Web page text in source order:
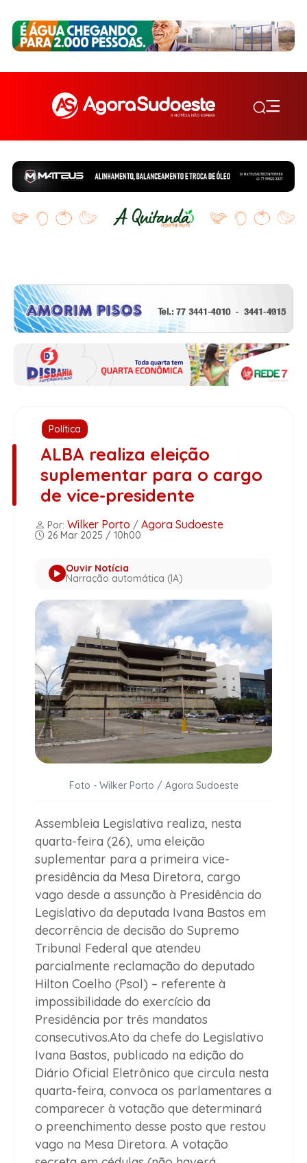
Política
ALBA realiza eleição
suplementar para o cargo
de vice-presidente
Por: Wilker Porto / Agora Sudoeste
26 Mar 2025 / 10h00
Ouvir Notícia
Narração automática (IA)
Foto - Wilker Porto / Agora Sudoeste
Assembleia Legislativa realiza, nesta
quarta-feira (26), uma eleição
suplementar para a primeira vice-
presidência da Mesa Diretora, cargo
vago desde a assunção à Presidência do
Legislativo da deputada Ivana Bastos em
decorrência de decisão do Supremo
Tribunal Federal que atendeu
parcialmente reclamação do deputado
Hilton Coelho (Psol) – referente à
impossibilidade do exercício da
Presidência por três mandatos
consecutivos.Ato da chefe do Legislativo
Ivana Bastos, publicado na edição do
Diário Oficial Eletrônico que circula nesta
quarta-feira, convoca os parlamentares a
comparecer à votação que determinará
o preenchimento desse posto que restou
vago na Mesa Diretora. A votação